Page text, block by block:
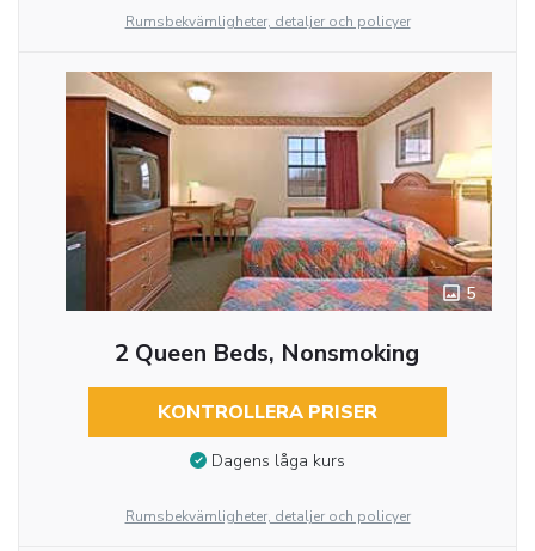
Rumsbekvämligheter, detaljer och policyer
5
2 Queen Beds, Nonsmoking
KONTROLLERA PRISER
Dagens låga kurs
Rumsbekvämligheter, detaljer och policyer